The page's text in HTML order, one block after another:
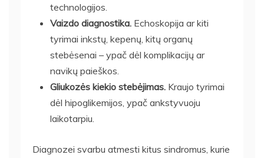
technologijos.
Vaizdo diagnostika. Echoskopija ar kiti
tyrimai inkstų, kepenų, kitų organų
stebėsenai – ypač dėl komplikacijų ar
navikų paieškos.
Gliukozės kiekio stebėjimas. Kraujo tyrimai
dėl hipoglikemijos, ypač ankstyvuoju
laikotarpiu.
Diagnozei svarbu atmesti kitus sindromus, kurie